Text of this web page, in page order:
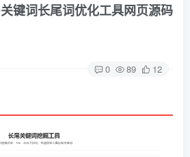
关键词长尾词优化工具网页源码
0 89 12